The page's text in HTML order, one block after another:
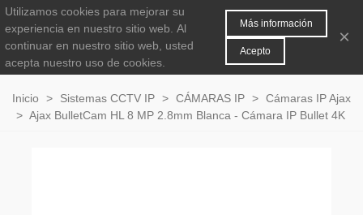
0
Inicio > Sistemas CCTV IP > CÁMARAS IP > Cámaras IP Ajax
> Ajax BulletCam HL 8 MP 2.8mm Blanca - Cámara IP Bullet 4K
Utilizamos cookies para mejorar su
experiencia en nuestro sitio web. Al
continuar en nuestro sitio web, usted
acepta nuestro uso de cookies.
Más información
Acepto
×